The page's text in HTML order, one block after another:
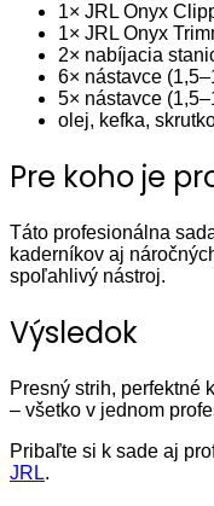
1× JRL Onyx
1× JRL Onyx
2× nabíjacia
6× nástavce
5× nástavce
olej, kefka,
Pre koho je
Táto profesionálna
kaderníkov aj
spoľahlivý nástroj.
Výsledok
Presný strih, perfektné
– všetko v jednom
Pribaľte si k sade aj
JRL.